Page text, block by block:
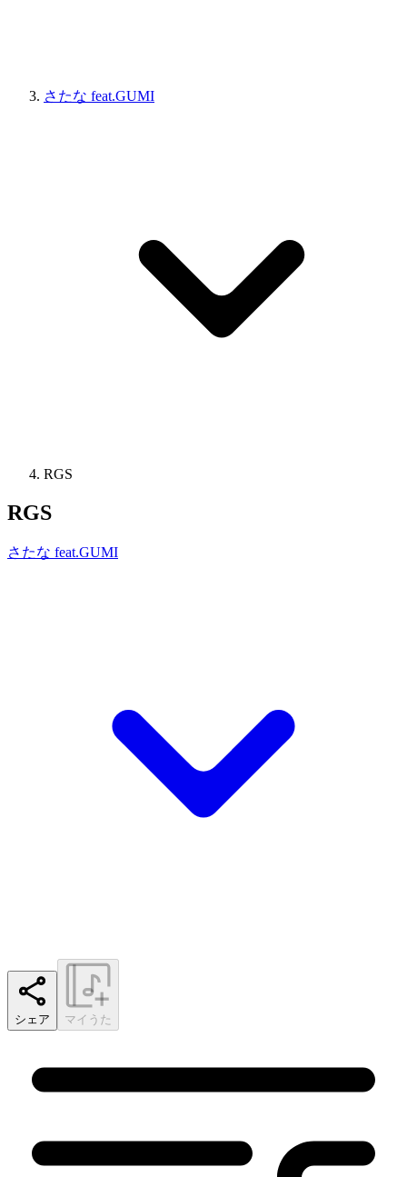
さたな feat.GUMI
RGS
RGS
さたな feat.GUMI
シェア マイうた